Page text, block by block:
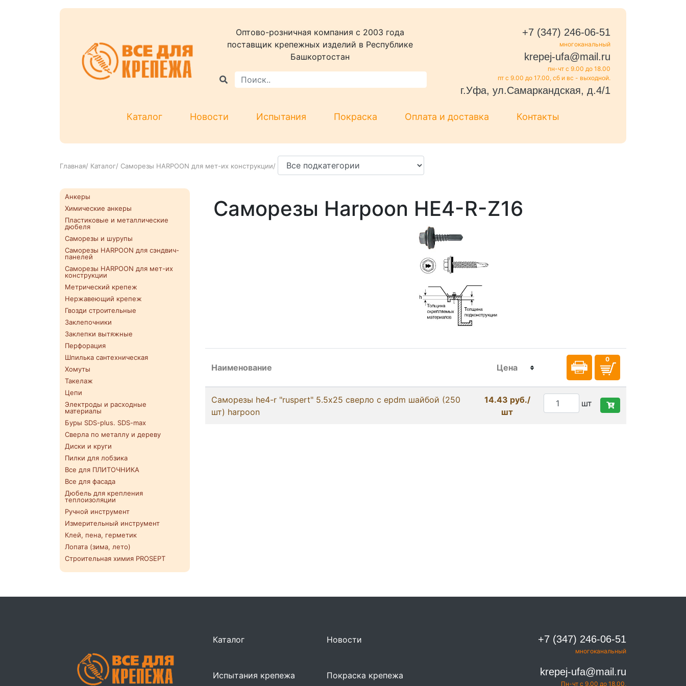
Оптово-розничная компания c 2003 года
поставщик крепежных изделий в Республике
Башкортостан
+7 (347) 246-06-51
многоканальный
krepej-ufa@mail.ru
пн-чт с 9.00 до 18.00
пт с 9.00 до 17.00, сб и вс - выходной.
г.Уфа, ул.Самаркандская, д.4/1
Каталог Новости Испытания Покраска Оплата и доставка Контакты
Главная/ Каталог/ Саморезы HARPOON для мет-их конструкции/
Анкеры
Химические анкеры
Пластиковые и металлические
дюбеля
Саморезы и шурупы
Саморезы HARPOON для сэндвич-
панелей
Саморезы HARPOON для мет-их
конструкции
Метрический крепеж
Нержавеющий крепеж
Гвозди строительные
Заклепочники
Заклепки вытяжные
Перфорация
Шпилька сантехническая
Хомуты
Такелаж
Цепи
Электроды и расходные
материалы
Буры SDS-plus. SDS-max
Сверла по металлу и дереву
Диски и круги
Пилки для лобзика
Все для ПЛИТОЧНИКА
Все для фасада
Дюбель для крепления
теплоизоляции
Ручной инструмент
Измерительный инструмент
Клей, пена, герметик
Лопата (зима, лето)
Строительная химия PROSEPT
Саморезы Harpoon HE4-R-Z16
Наименование Цена
Саморезы he4-r "ruspert" 5.5х25 сверло c epdm шайбой (250
шт) harpoon
14.43 руб./
шт
шт
Каталог Новости
Испытания крепежа Покраска крепежа
+7 (347) 246-06-51
многоканальный
krepej-ufa@mail.ru
Пн-чт с 9.00 до 18.00,